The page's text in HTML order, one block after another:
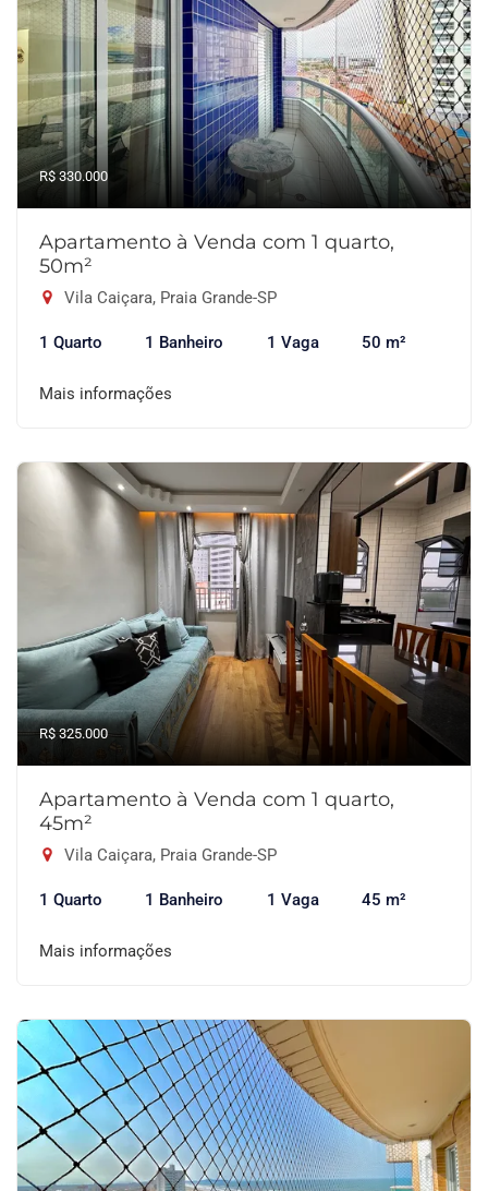
R$ 330.000
Apartamento à Venda com 1 quarto,
50m²
Vila Caiçara, Praia Grande-SP
1 Quarto 1 Banheiro 1 Vaga 50 m²
Mais informações
R$ 325.000
Apartamento à Venda com 1 quarto,
45m²
Vila Caiçara, Praia Grande-SP
1 Quarto 1 Banheiro 1 Vaga 45 m²
Mais informações